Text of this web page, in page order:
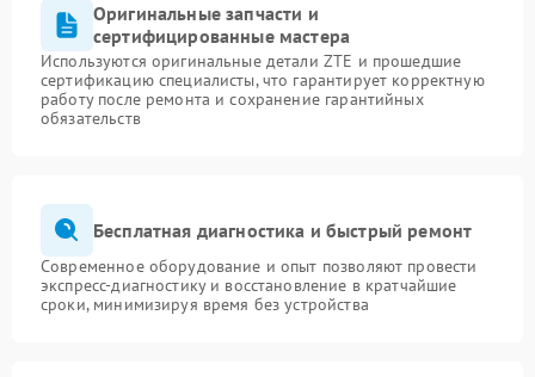
Оригинальные запчасти и
сертифицированные мастера
Используются оригинальные детали ZTE и прошедшие
сертификацию специалисты, что гарантирует корректную
работу после ремонта и сохранение гарантийных
обязательств
Бесплатная диагностика и быстрый ремонт
Современное оборудование и опыт позволяют провести
экспресс-диагностику и восстановление в кратчайшие
сроки, минимизируя время без устройства